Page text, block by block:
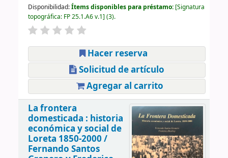
Disponibilidad:Ítems disponibles para préstamo: Signatura
topográfica: FP 25.1.A6 v.1 (3).
Hacer reserva
Solicitud de artículo
Agregar al carrito
La frontera
domesticada : historia
económica y social de
Loreta 1850-2000 /
Fernando Santos